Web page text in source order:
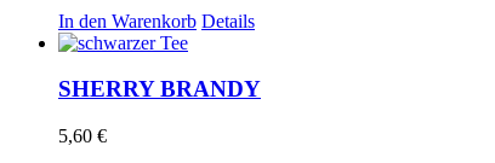
In den Warenkorb Details
SHERRY BRANDY
5,60 €